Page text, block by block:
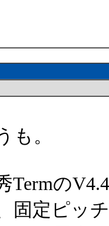
。
の
固定ピッチ